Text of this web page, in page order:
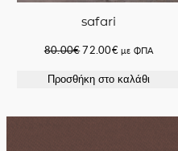
safari
80.00€Original
was:
72.00€Η
τιμή
με ΦΠΑ
Προσθήκη στο καλάθι